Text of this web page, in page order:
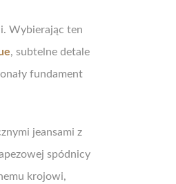
Wybierając ten
, subtelne detale
fundament
jeansami z
spódnicy
krojowi,